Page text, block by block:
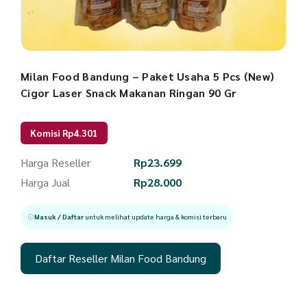
Milan Food Bandung – Paket Usaha 5 Pcs (New)
Cigor Laser Snack Makanan Ringan 90 Gr
Komisi Rp4.301
Harga Reseller Rp23.699
Harga Jual
Rp28.000
Masuk / Daftaruntuk melihat update harga & komisi terbaru
Daftar Reseller Milan Food Bandung